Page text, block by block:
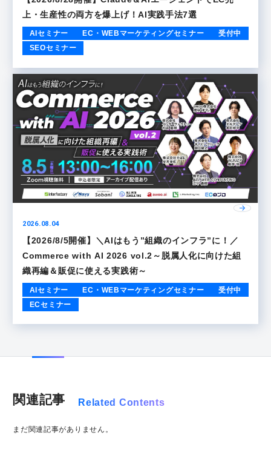
上・生産性の両方を爆上げ！AI実践手法7選
AIセミナー EC・WEBマーケティングセミナー
受付中
SEOセミナー
2026.08.04
【2026/8/5開催】＼AIはもう”組織のインフラ”に！／
Commerce with AI 2026 vol.2～脱属人化に向けた組
織再編＆販促に使える実践術～
AIセミナー EC・WEBマーケティングセミナー
受付中
ECセミナー
関連記事 Related Contents
まだ関連記事がありません。